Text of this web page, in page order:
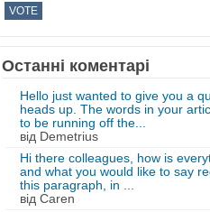
Останні коментарі
Hello just wanted to give you a
heads up. The words in your
to be running off the...
від Demetrius
Hi there colleagues, how is
and what you would like to say
this paragraph, in ...
від Caren